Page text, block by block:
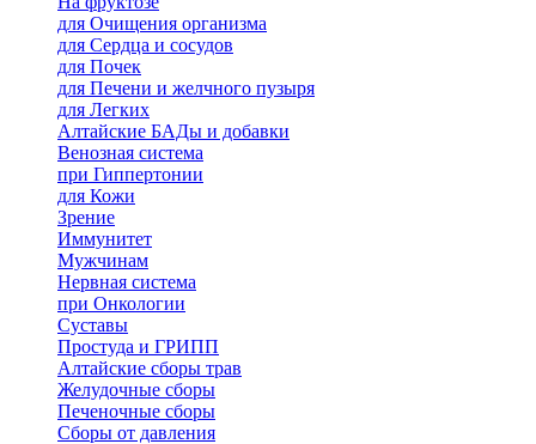
для Очищения организма
для Сердца и сосудов
для Почек
для Печени и желчного пузыря
для Легких
Алтайские БАДы и добавки
Венозная система
при Гиппертонии
для Кожи
Зрение
Иммунитет
Мужчинам
Нервная система
при Онкологии
Суставы
Простуда и ГРИПП
Алтайские сборы трав
Желудочные сборы
Печеночные сборы
Сборы от давления